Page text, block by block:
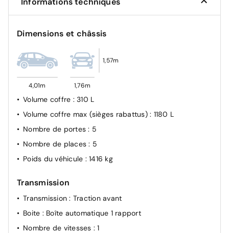
Airbag Conducteur
Fixations ISOFIX (passager AV et aux places latérales
Kit anti-crevaison
Dimensions et châssis
4,01m 1,76m
1,57m
Volume coffre : 310 L
Volume coffre max (sièges rabattus) : 1180 L
Nombre de portes: 5
Nombre de places: 5
Poids du véhicule : 1416 kg
Transmission
Transmission: Traction avant
Boite : Boîte automatique 1 rapport
Nombre de vitesses : 1